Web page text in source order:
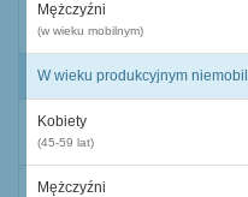
Mężczyźni
(w wieku mobilnym)
W wieku produkcyjnym
Kobiety
(45-59 lat)
Mężczyźni